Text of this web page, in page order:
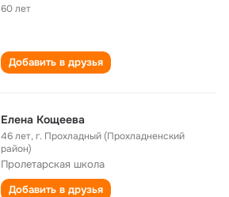
60 лет
Добавить в друзья
Елена Кощеева
46 лет,г. Прохладный (Прохладненский
район)
Пролетарская школа
Добавить в друзья